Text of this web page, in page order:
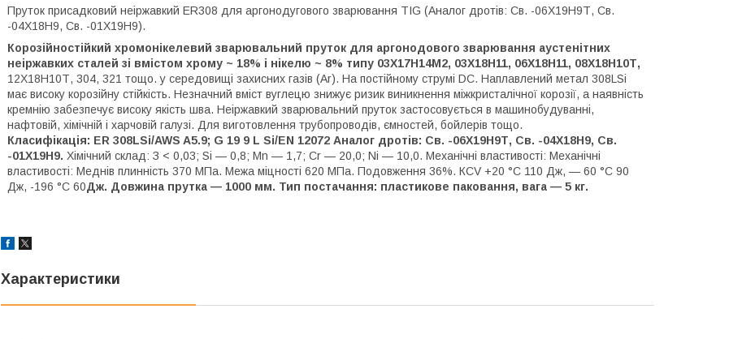
Пруток присадковий неіржавкий ER308 для аргонодугового зварювання TIG (Аналог дротів: Св. -06Х19Н9Т, Св.
-04Х18Н9, Св. -01Х19Н9).
Корозійностійкий хромонікелевий зварювальний пруток для аргонодового зварювання аустенітних
неіржавких сталей зі вмістом хрому ~ 18% і нікелю ~ 8% типу 03Х17Н14М2, 03Х18Н11, 06Х18Н11, 08Х18Н10Т,
12Х18Н10Т, 304, 321 тощо. у середовищі захисних газів (Ar). На постійному струмі DC. Наплавлений метал 308LSi
має високу корозійну стійкість. Незначний вміст вуглецю знижує ризик виникнення міжкристалічної корозії, а наявність
кремнію забезпечує високу якість шва. Неіржавкий зварювальний пруток застосовується в машинобудуванні,
нафтовій, хімічній і харчовій галузі. Для виготовлення трубопроводів, ємностей, бойлерів тощо.
Класифікація: ER 308LSi/AWS A5.9; G 19 9 L Si/EN 12072 Аналог дротів: Св. -06Х19Н9Т, Св. -04Х18Н9, Св.
-01Х19Н9. Хімічний склад: З < 0,03; Si — 0,8; Mn — 1,7; Cr — 20,0; Ni — 10,0. Механічні властивості: Механічні
властивості: Меднів плинність 370 МПа. Межа міцності 620 МПа. Подовження 36%. КCV +20 °C 110 Дж, — 60 °C 90
Дж, -196 °C 60Дж. Довжина прутка — 1000 мм. Тип постачання: пластикове паковання, вага — 5 кг.
Характеристики